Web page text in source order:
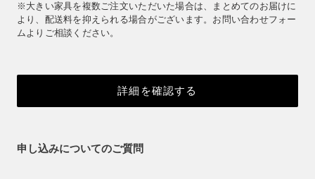
※大きい家具を複数ご注文いただいた場合は、まとめてのお届けに
より、配送料を抑えられる場合がございます。お問い合わせフォー
ムよりご相談ください。
詳細を確認する
申し込みについてのご質問